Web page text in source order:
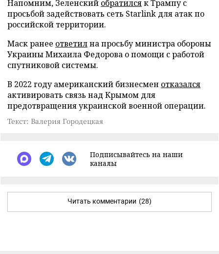
Напомним, Зеленский обратилсяк Трампу с
просьбой задействовать сеть Starlink для атак по
российской территории.
Маск ранее ответилна просьбу министра обороны
Украины Михаила Федорова о помощи с работой
спутниковой системы.
В 2022 году американский бизнесмен отказался
активировать связь над Крымом для
предотвращения украинской военной операции.
Текст: Валерия Городецкая
Подписывайтесь на наши
каналы
Читать комментарии (28)